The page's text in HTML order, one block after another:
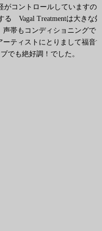
がコントロールしていますの
る Vagal Treatmentは大きな効
声帯もコンディショニングで
ーティストにとりまして福音
でも絶好調！でした。